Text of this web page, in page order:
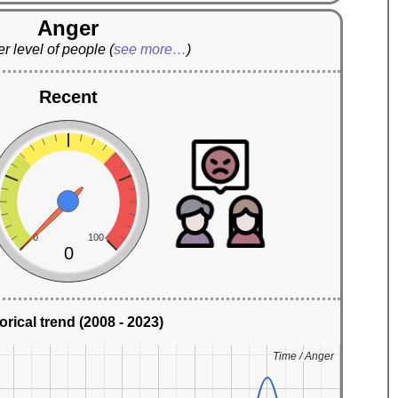
Anger
level of people(see more…)
Recent
0 100
0
trend (2008 - 2023)
Time / Anger
Time / Anger